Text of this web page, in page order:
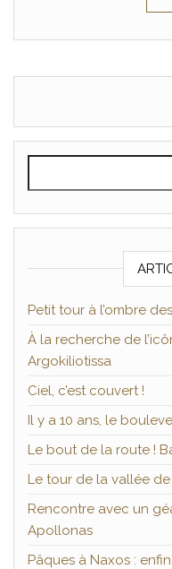
Petit tour à l’ombre
À la recherche de
Argokiliotissa
Ciel, c’est couvert !
Il y a 10 ans, le
Le bout de la route !
Le tour de la vallée
Rencontre avec un
Apollonas
Pâques à Naxos :